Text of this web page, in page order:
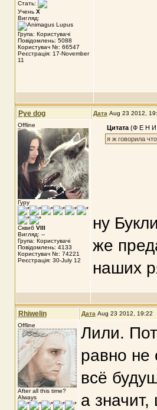
Стать:
Учень X
Вигляд:
Група: Користувачі
Повідомлень: 5088
Користувач №: 66547
Реєстрація: 17-November
11
Pye dog Дата Aug 23 2012,
Offline
Гуру
Сквиб VIII
Вигляд: --
Група: Користувачі
Повідомлень: 4133
Користувач №: 74221
Реєстрація: 30-July 12
Цитата(Ф Е Н И
я ж говорила
ну
же
наших
Rhiwelin Дата Aug 23 2012, 19:22
Offline
After all this time?
Always
Лили.
равно не
всё
а